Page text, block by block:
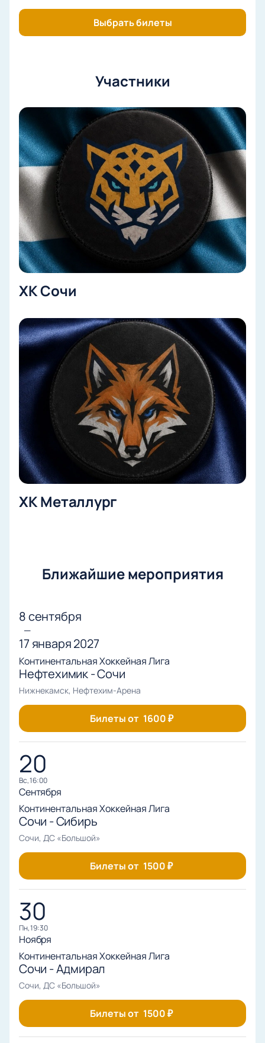
Выбрать билеты
Участники
ХК Сочи
ХК Металлург
Ближайшие мероприятия
8 сентября
—
17 января 2027
Континентальная Хоккейная Лига
Нефтехимик - Сочи
Нижнекамск, Нефтехим-Арена
Билеты от 1600₽
20
вс, 16:00
Сентября
Континентальная Хоккейная Лига
Сочи - Сибирь
Сочи, ДС «Большой»
Билеты от 1500₽
30
пн, 19:30
Ноября
Континентальная Хоккейная Лига
Сочи - Адмирал
Сочи, ДС «Большой»
Билеты от 1500₽